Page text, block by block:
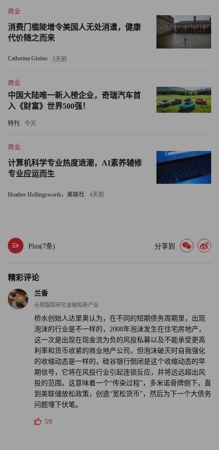
风险已经释放了一部分。未来总体风险不大。摩根士丹利和
Trepp数据显示，今年还有约4000亿美元商业地产（CRE）
的债务到期。对于美国来说，这还不算个大数目。如果美国
经济严重衰退，那么，对商业地产肯定雪上加霜。但是，现
@付伟
内涵，在这个逻辑下最大的风险自然就是流动性风险。对于
几亿规模的小公司还是几千亿规模的国际巨头，都是如此。
在私募股权这个赛道，国际上有个公认的PEI300排名，看似
资机构的业绩和能力。更值得吐槽的是，一些机构为了维持
管理能力。
有些人说“对于投资行业，规模是业绩最大的杀手”，没有任
何一个投资法门能够在规模无限制增长的情况下保持稳定的
收益，伯克希尔不行、文艺复兴不行、黑石也一样不行。而
黑石此刻正在经历的，不过是“名气增长”→“规模扩张”
→“业绩回落”→“投资者赎回”的一个正常路径，太阳底下没
有任何新鲜事。
再看看黑石压力最大的房地产基金侧，过去两年美国政府的
大撒钱，让美国房价和租金快速上涨，带动了投资者热情的
高涨。但无论是黑石还是投资者似乎都忘了，“酒会的最高
商业
消费门槛陡增令美国人无处消遣，健康
代价随之而来
Catherina Gioino 5天前
商业
中国大陆唯一新入榜企业，奇瑞汽车首
入《财富》世界500强！
特刊 今天
商业
计算机科学专业热度退潮，AI素养辅修
专业应运而生
Heather Hollingsworth，美联社 4天前
Plus(7条) 分享到
精彩评论
兰香
长期跟踪研究金融和新产业
桥水创始人达里奥认为，在不同的短期债务周期里，出现
泡沫的行业是不一样的，2008年泡沫发生在住宅房地产，
这一次是出现在现金流为负的风投私募以及不能承受更高
利率和货币收紧的商业地产公司，但泡沫破灭时自我强化
的收缩动态是一样的，硅谷银行倒闭是这个收缩动态的早
期信号，它将在风投行业引起连锁反应，并将远远超出风
投的范围。这意味着一个“传染过程”，多米诺骨牌倒下，直
到美联储放松政策，创造“宽松货币”，然后为下一个大债务
问题埋下伏笔。
59